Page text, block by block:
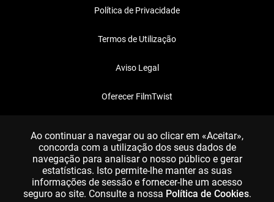
Política de Privacidade
Termos de Utilização
Aviso Legal
Oferecer FilmTwist
Ao continuar a navegar ou ao clicar em «Aceitar»,
concorda com a utilização dos seus dados de
navegação para analisar o nosso público e gerar
estatísticas. Isto permite-lhe manter as suas
informações de sessão e fornecer-lhe um acesso
seguro ao site. Consulte a nossa Política de Cookies.